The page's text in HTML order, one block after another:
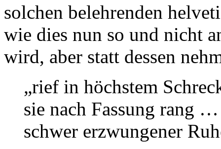
solchen belehrenden
wie dies nun so und nicht
wird, aber statt dessen
„rief in höchstem
sie nach Fassung rang
schwer erzwungener